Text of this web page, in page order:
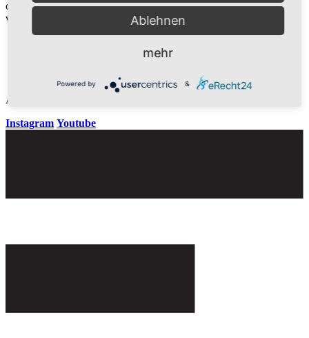
oder? Gib hierzu einfach Deine E-Mail-Adresse in das dafür
vorgesehene Feld ein.
An official website of the Seventh-day Adventist Church.
Instagram Youtube
Ablehnen
mehr
Powered by &